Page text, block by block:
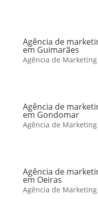
Agência de
em Guimarães
Agência de
Agência de
em Gondomar
Agência de
Agência de
em Oeiras
Agência de